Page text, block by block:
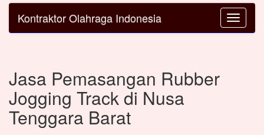
Toggle
Kontraktor Olahraga Indonesia
Jasa Pemasangan Rubber
Jogging Track di Nusa
Tenggara Barat